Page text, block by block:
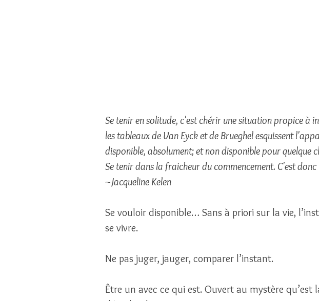
Se tenir en solitude, c'est chérir une situation propice à
les tableaux de Van Eyck et de Brueghel esquissent
disponible, absolument; et non disponible pour quelque
Se tenir dans la fraicheur du commencement. C'est
~Jacqueline Kelen
Se vouloir disponible… Sans à priori sur la vie,
se vivre.
Ne pas juger, jauger, comparer l’instant.
Être un avec ce qui est. Ouvert au mystère qu’est